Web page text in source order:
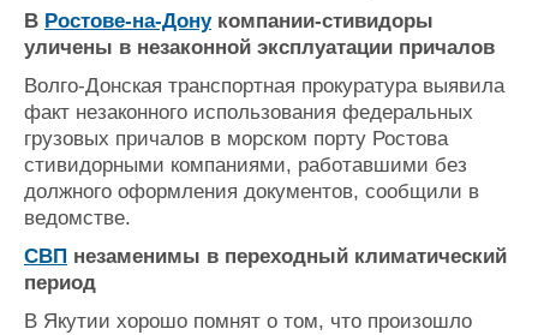
В Ростове-на-Донукомпании-стивидоры
уличены в незаконной эксплуатации причалов
Волго-Донская транспортная прокуратура выявила
факт незаконного использования федеральных
грузовых причалов в морском порту Ростова
стивидорными компаниями, работавшими без
должного оформления документов, сообщили в
ведомстве.
СВП незаменимы в переходный климатический
период
В Якутии хорошо помнят о том, что произошло